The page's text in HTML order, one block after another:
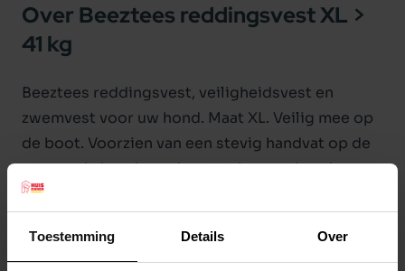
Toestemming Details Over
Over Beeztees reddingsvest XL >
41 kg
Beeztees reddingsvest, veiligheidsvest en
zwemvest voor uw hond. Maat XL. Veilig mee op
de boot. Voorzien van een stevig handvat op de
rug om de hond goed vast te kunnen houden.
Voor honden vanaf 41 kg. Opvallende oranje